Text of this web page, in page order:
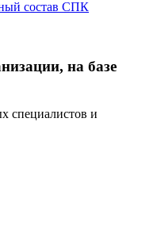
состав СПК
на базе
специалистов и